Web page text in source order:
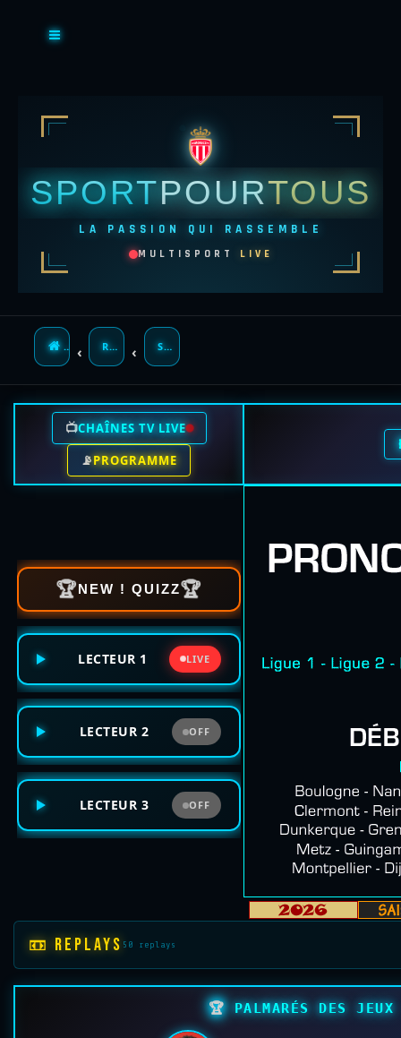
SPORTPOURTOUS
LA PASSION QUI RASSEMBLE
MULTISPORT LIVE
INDEX DU FORUM
RECHERCHER SUJETS SANS RÉPONSE
📺CHAÎNES TV LIVE
📡PROGRAMME
🏆NEW ! QUIZZ🏆
LECTEUR 1 LIVE
LECTEUR 2 OFF
LECTEUR 3 OFF
📼 REPLAYS 50 replays
🏆 PALMARÉS DES